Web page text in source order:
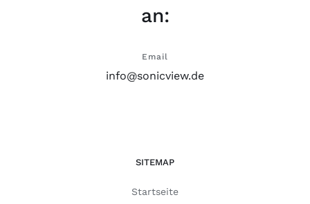
an:
Email
info@sonicview.de
SITEMAP
Startseite